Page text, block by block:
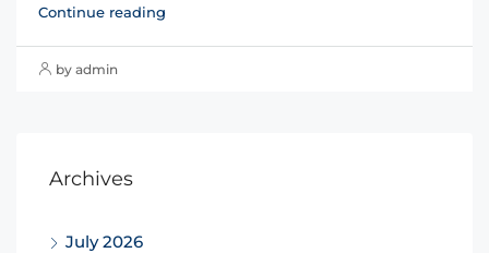
Continue reading
by admin
Archives
July 2026